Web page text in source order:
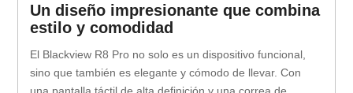
Un diseño impresionante que combina
estilo y comodidad
El Blackview R8 Pro no solo es un dispositivo funcional,
sino que también es elegante y cómodo de llevar. Con
una pantalla táctil de alta definición y una correa de